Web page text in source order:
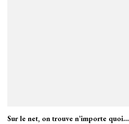
Sur le net, on trouve n’importe quoi…